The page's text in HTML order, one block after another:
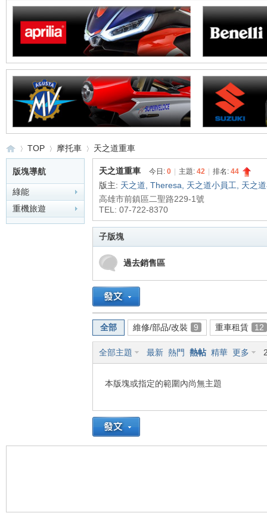
重»
TOP
›
摩托車
›
天之道重車
版塊導航
綠能
重機旅遊
天之道重車 今日: 0 | 主題: 42 | 排名: 44
版主: 天之道 Theresa 天之道小員工
天之
高雄市前鎮區二聖路229-1號
TEL: 07-722-8370
子版塊
過去銷售區
全部 維修/部品/改裝 9 重車租賃 12
全部主題 最新 熱門 熱帖 精華 更多
本版塊或指定的範圍內尚無主題